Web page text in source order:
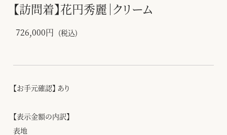
【訪問着】花円秀麗｜クリーム
726,000円 (税込)
【お手元確認】 あり
【表示金額の内訳】
表地